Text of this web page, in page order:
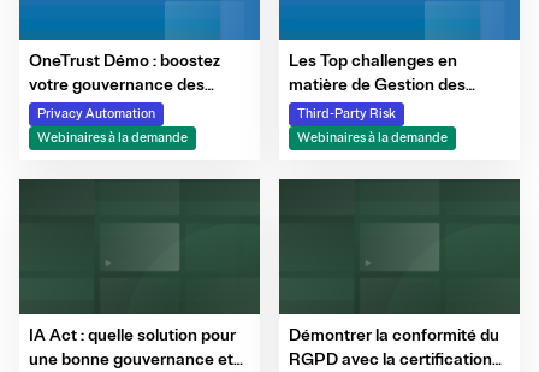
OneTrust Démo : boostez
votre gouvernance des
données grâce à
l'automatisation
Privacy Automation
Webinaires à la demande
Les Top challenges en
matière de Gestion des
Risques Tiers
Third-Party Risk
Webinaires à la demande
IA Act : quelle solution pour
une bonne gouvernance et
Démontrer la conformité du
RGPD avec la certification